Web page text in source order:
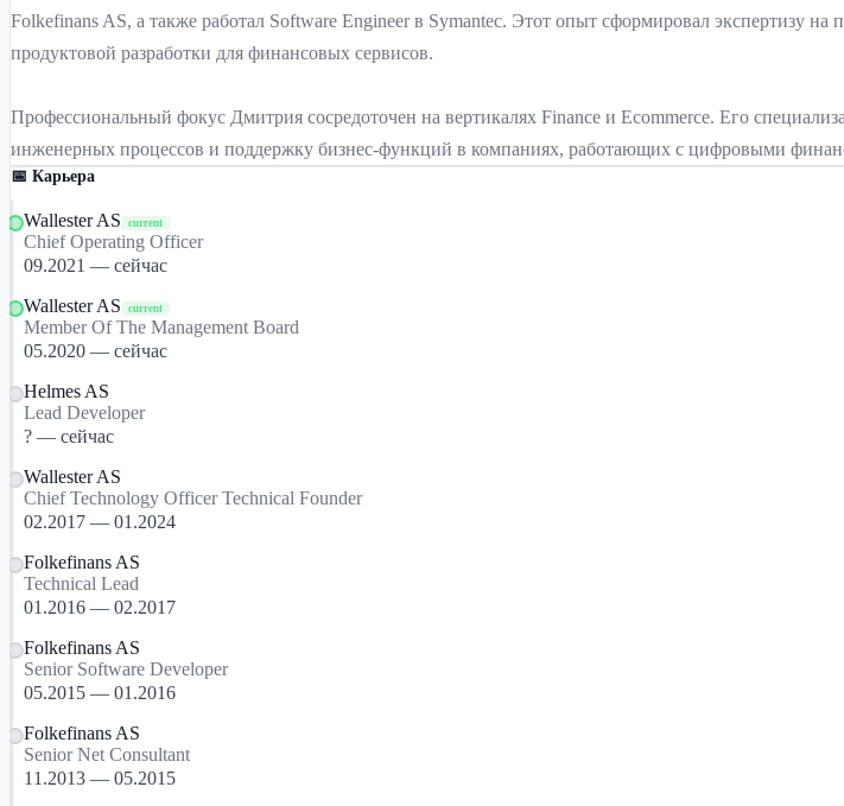
Folkefinans AS, а также работал Software Engineer в Symantec. Этот опыт сформировал экспертизу на
продуктовой разработки для финансовых сервисов.
Профессиональный фокус Дмитрия сосредоточен на вертикалях Finance и Ecommerce. Его
инженерных процессов и поддержку бизнес-функций в компаниях, работающих с цифровыми
📅 Карьера
Wallester AS current
Chief Operating Officer
09.2021 — сейчас
Wallester AS
current
Member Of The Management Board
05.2020 — сейчас
Helmes AS
Lead Developer
? — сейчас
Wallester AS
Chief Technology Officer Technical Founder
02.2017 — 01.2024
Folkefinans AS
Technical Lead
01.2016 — 02.2017
Folkefinans AS
Senior Software Developer
05.2015 — 01.2016
Folkefinans AS
Senior Net Consultant
11.2013 — 05.2015